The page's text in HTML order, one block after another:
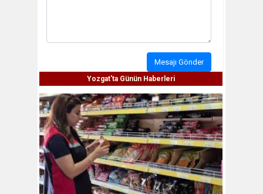
Mesajı Gönder
Yozgat'ta Günün Haberleri